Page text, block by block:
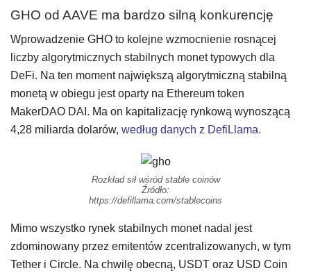
GHO od AAVE ma bardzo silną konkurencję
Wprowadzenie GHO to kolejne wzmocnienie rosnącej
liczby algorytmicznych stabilnych monet typowych dla
DeFi. Na ten moment największą algorytmiczną stabilną
monetą w obiegu jest oparty na Ethereum token
MakerDAO DAI. Ma on kapitalizację rynkową wynoszącą
4,28 miliarda dolarów, według danych z DefiLlama.
Rozkład sił wśród stable coinów
Źródło:
https://defillama.com/stablecoins
Mimo wszystko rynek stabilnych monet nadal jest
zdominowany przez emitentów zcentralizowanych, w tym
Tether i Circle. Na chwilę obecną, USDT oraz USD Coin